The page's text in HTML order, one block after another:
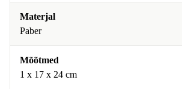
Materjal
Paber
Mõõtmed
1 x 17 x 24 cm